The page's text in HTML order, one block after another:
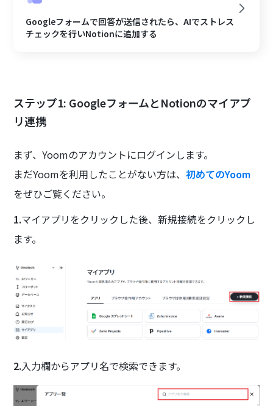
Googleフォームで回答が送信されたら、AIでストレス
チェックを行いNotionに追加する
ステップ1: GoogleフォームとNotionのマイアプ
リ連携
まず、Yoomのアカウントにログインします。
まだYoomを利用したことがない方は、初めてのYoom
をぜひご覧ください。
1.マイアプリをクリックした後、新規接続をクリックし
ます。
2.入力欄からアプリ名で検索できます。